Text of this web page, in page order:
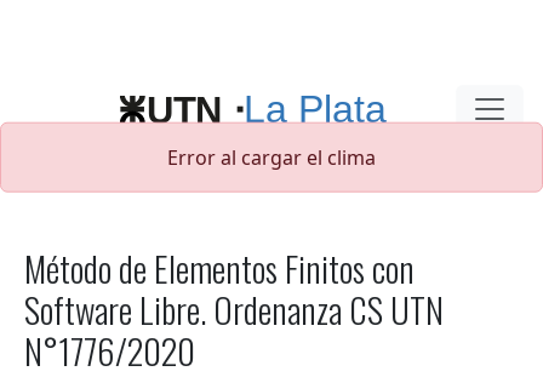
Error al cargar el clima
Método de Elementos Finitos con
Software Libre. Ordenanza CS UTN
N°1776/2020